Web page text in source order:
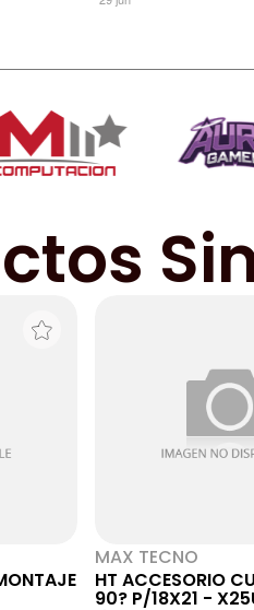
MAX TECNO
HT ACCESORIO
90? P/18X21 -